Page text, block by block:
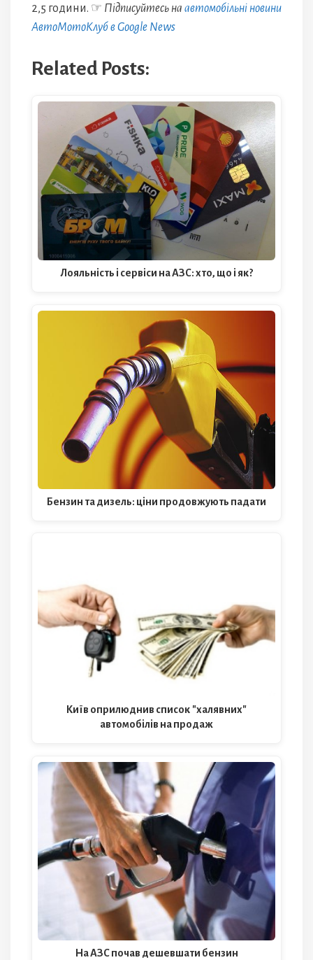
2,5 години. ☞ Підписуйтесь на автомобільні новини
АвтоМотоКлуб в Google News
Related Posts:
Лояльність і сервіси на АЗС: хто, що і як?
Бензин та дизель: ціни продовжують падати
Київ оприлюднив список "халявних"
автомобілів на продаж
На АЗС почав дешевшати бензин